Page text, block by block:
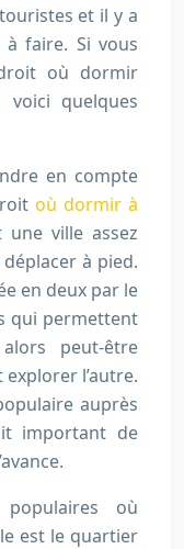
et il y a
faire. Si vous
où dormir
quelques
en compte
où dormir à
une ville assez
à pied.
en deux par le
qui permettent
peut-être
l’autre.
auprès
important de
où
est le quartier